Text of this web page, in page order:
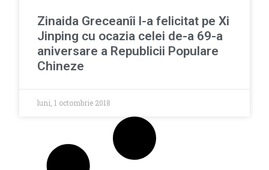
Zinaida Greceanîi l-a felicitat pe Xi
Jinping cu ocazia celei de-a 69-a
aniversare a Republicii Populare
Chineze
luni, 1 octombrie 2018